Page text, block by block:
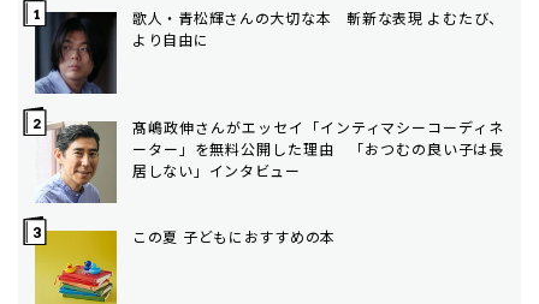
歌人・青松輝さんの大切な本 斬新な表現 よむたび、
より自由に
髙嶋政伸さんがエッセイ「インティマシーコーディネ
ーター」を無料公開した理由 「おつむの良い子は長
居しない」インタビュー
この夏 子どもにおすすめの本